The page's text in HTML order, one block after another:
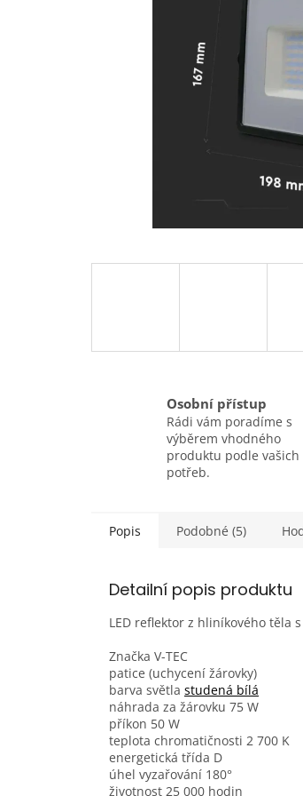
Osobní přístup
Rádi vám poradíme s
výběrem vhodného
produktu podle vašich
potřeb.
Popis Podobné (5)
Detailní popis produktu
LED reflektor z hliníkového těla
Značka V-TEC
patice (uchycení žárovky)
barva světla studená bílá
náhrada za žárovku 75 W
příkon 50 W
teplota chromatičnosti 2 700 K
energetická třída D
úhel vyzařování 180°
životnost 25 000 hodin